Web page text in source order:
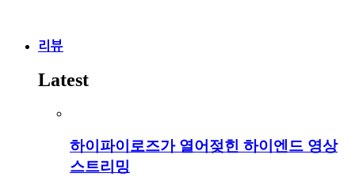
리뷰
Latest
하이파이로즈가 열어젖힌 하이엔드 영상
스트리밍